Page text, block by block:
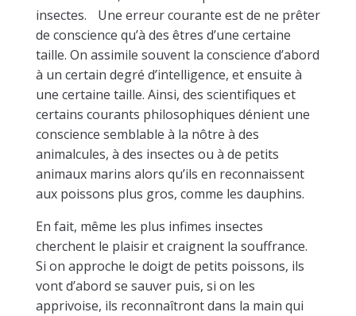
insectes. Une erreur courante est de ne prêter
de conscience qu’à des êtres d’une certaine
taille. On assimile souvent la conscience d’abord
à un certain degré d’intelligence, et ensuite à
une certaine taille. Ainsi, des scientifiques et
certains courants philosophiques dénient une
conscience semblable à la nôtre à des
animalcules, à des insectes ou à de petits
animaux marins alors qu’ils en reconnaissent
aux poissons plus gros, comme les dauphins.
En fait, même les plus infimes insectes
cherchent le plaisir et craignent la souffrance.
Si on approche le doigt de petits poissons, ils
vont d’abord se sauver puis, si on les
apprivoise, ils reconnaîtront dans la main qui